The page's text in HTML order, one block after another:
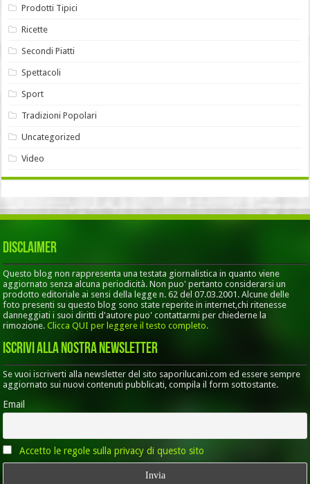
Prodotti Tipici
Ricette
Secondi Piatti
Spettacoli
Sport
Tradizioni Popolari
Uncategorized
Video
Disclaimer
Questo blog non rappresenta una testata giornalistica in quanto viene
aggiornato senza alcuna periodicità. Non puo' pertanto considerarsi un
prodotto editoriale ai sensi della legge n. 62 del 07.03.2001. Alcune delle
foto presenti su questo blog sono state reperite in internet,chi ritenesse
danneggiati i suoi diritti d'autore puo' contattarmi per chiederne la
rimozione.Clicca QUI per leggere il testo completo.
Iscrivi alla nostra Newsletter
Se vuoi iscriverti alla newsletter del sito saporilucani.com ed essere sempre
aggiornato sui nuovi contenuti pubblicati, compila il form sottostante.
Email
Accetto le regole sulla privacy di questo sito